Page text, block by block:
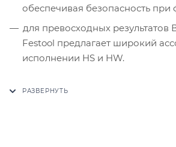
обеспечивая безопасность при
для превосходных
Festool предлагает широкий
исполнении HS и HW.